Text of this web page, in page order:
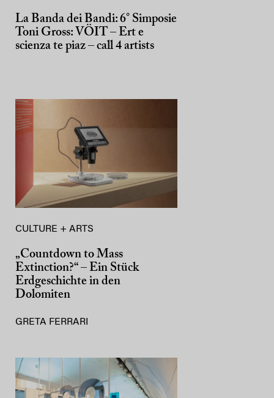
La Banda dei Bandi: 6° Simposie
Toni Gross: VÖIT – Ert e
scienza te piaz – call 4 artists
CULTURE + ARTS
„Countdown to Mass
Extinction?“ – Ein Stück
Erdgeschichte in den
Dolomiten
GRETA FERRARI